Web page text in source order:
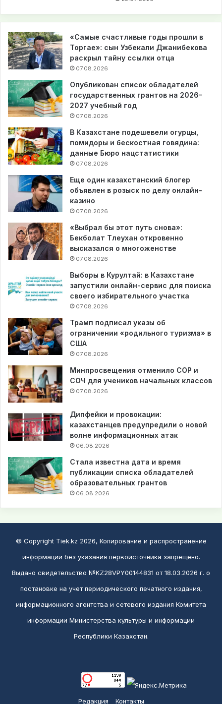
«Самые счастливые годы прошли в
Торгае»: сын Узбекали Джанибекова
раскрыл тайну ссылки отца
07.08.2026
Опубликован список обладателей
государственных грантов на 2026–
2027 учебный год
07.08.2026
В Казахстане подешевели огурцы,
помидоры и бескостная говядина:
данные Бюро нацстатистики
07.08.2026
Еще один казахстанский блогер
объявлен в розыск по делу онлайн-
казино
07.08.2026
«Выбрал бы этот путь снова»:
Бекболат Тлеухан откровенно
высказался о многоженстве
07.08.2026
Выборы в Курултай: в Казахстане
запустили онлайн-сервис для поиска
своего избирательного участка
07.08.2026
Трамп подписал указы об
ограничении «родильного туризма» в
США
07.08.2026
Минпросвещения отменило СОР и
СОЧ для учеников начальных классов
07.08.2026
Дипфейки и провокации:
казахстанцев предупредили о новой
волне информационных атак
06.08.2026
Стала известна дата и время
публикации списка обладателей
образовательных грантов
06.08.2026
© Copyright Tiek.kz 2026, Копирование и распространение
информации без указания первоисточника запрещено.
Выдано свидетельство №KZ28VPY00144831 от 18.03.2026 г. о
постановке на учет периодического печатного издания,
информационного агентства и сетевого издания Комитета
информации Министерства культуры и информации
Республики Казахстан.
Редакция Контакты